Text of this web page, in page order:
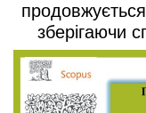
зберігаючи